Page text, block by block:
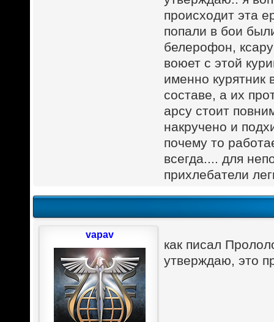
происходит эта
попали в бои
белерофон,
воюет с этой
именно курятник
составе, а их
арсу стоит
накручено и
почему то
всегда.... для
прихлебатели
как писал
утверждаю, это
vapav